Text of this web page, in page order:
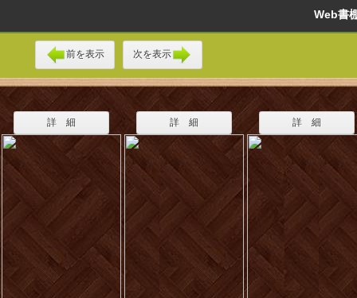
Web
前を表示 次を表示
詳 細 詳 細 詳 細